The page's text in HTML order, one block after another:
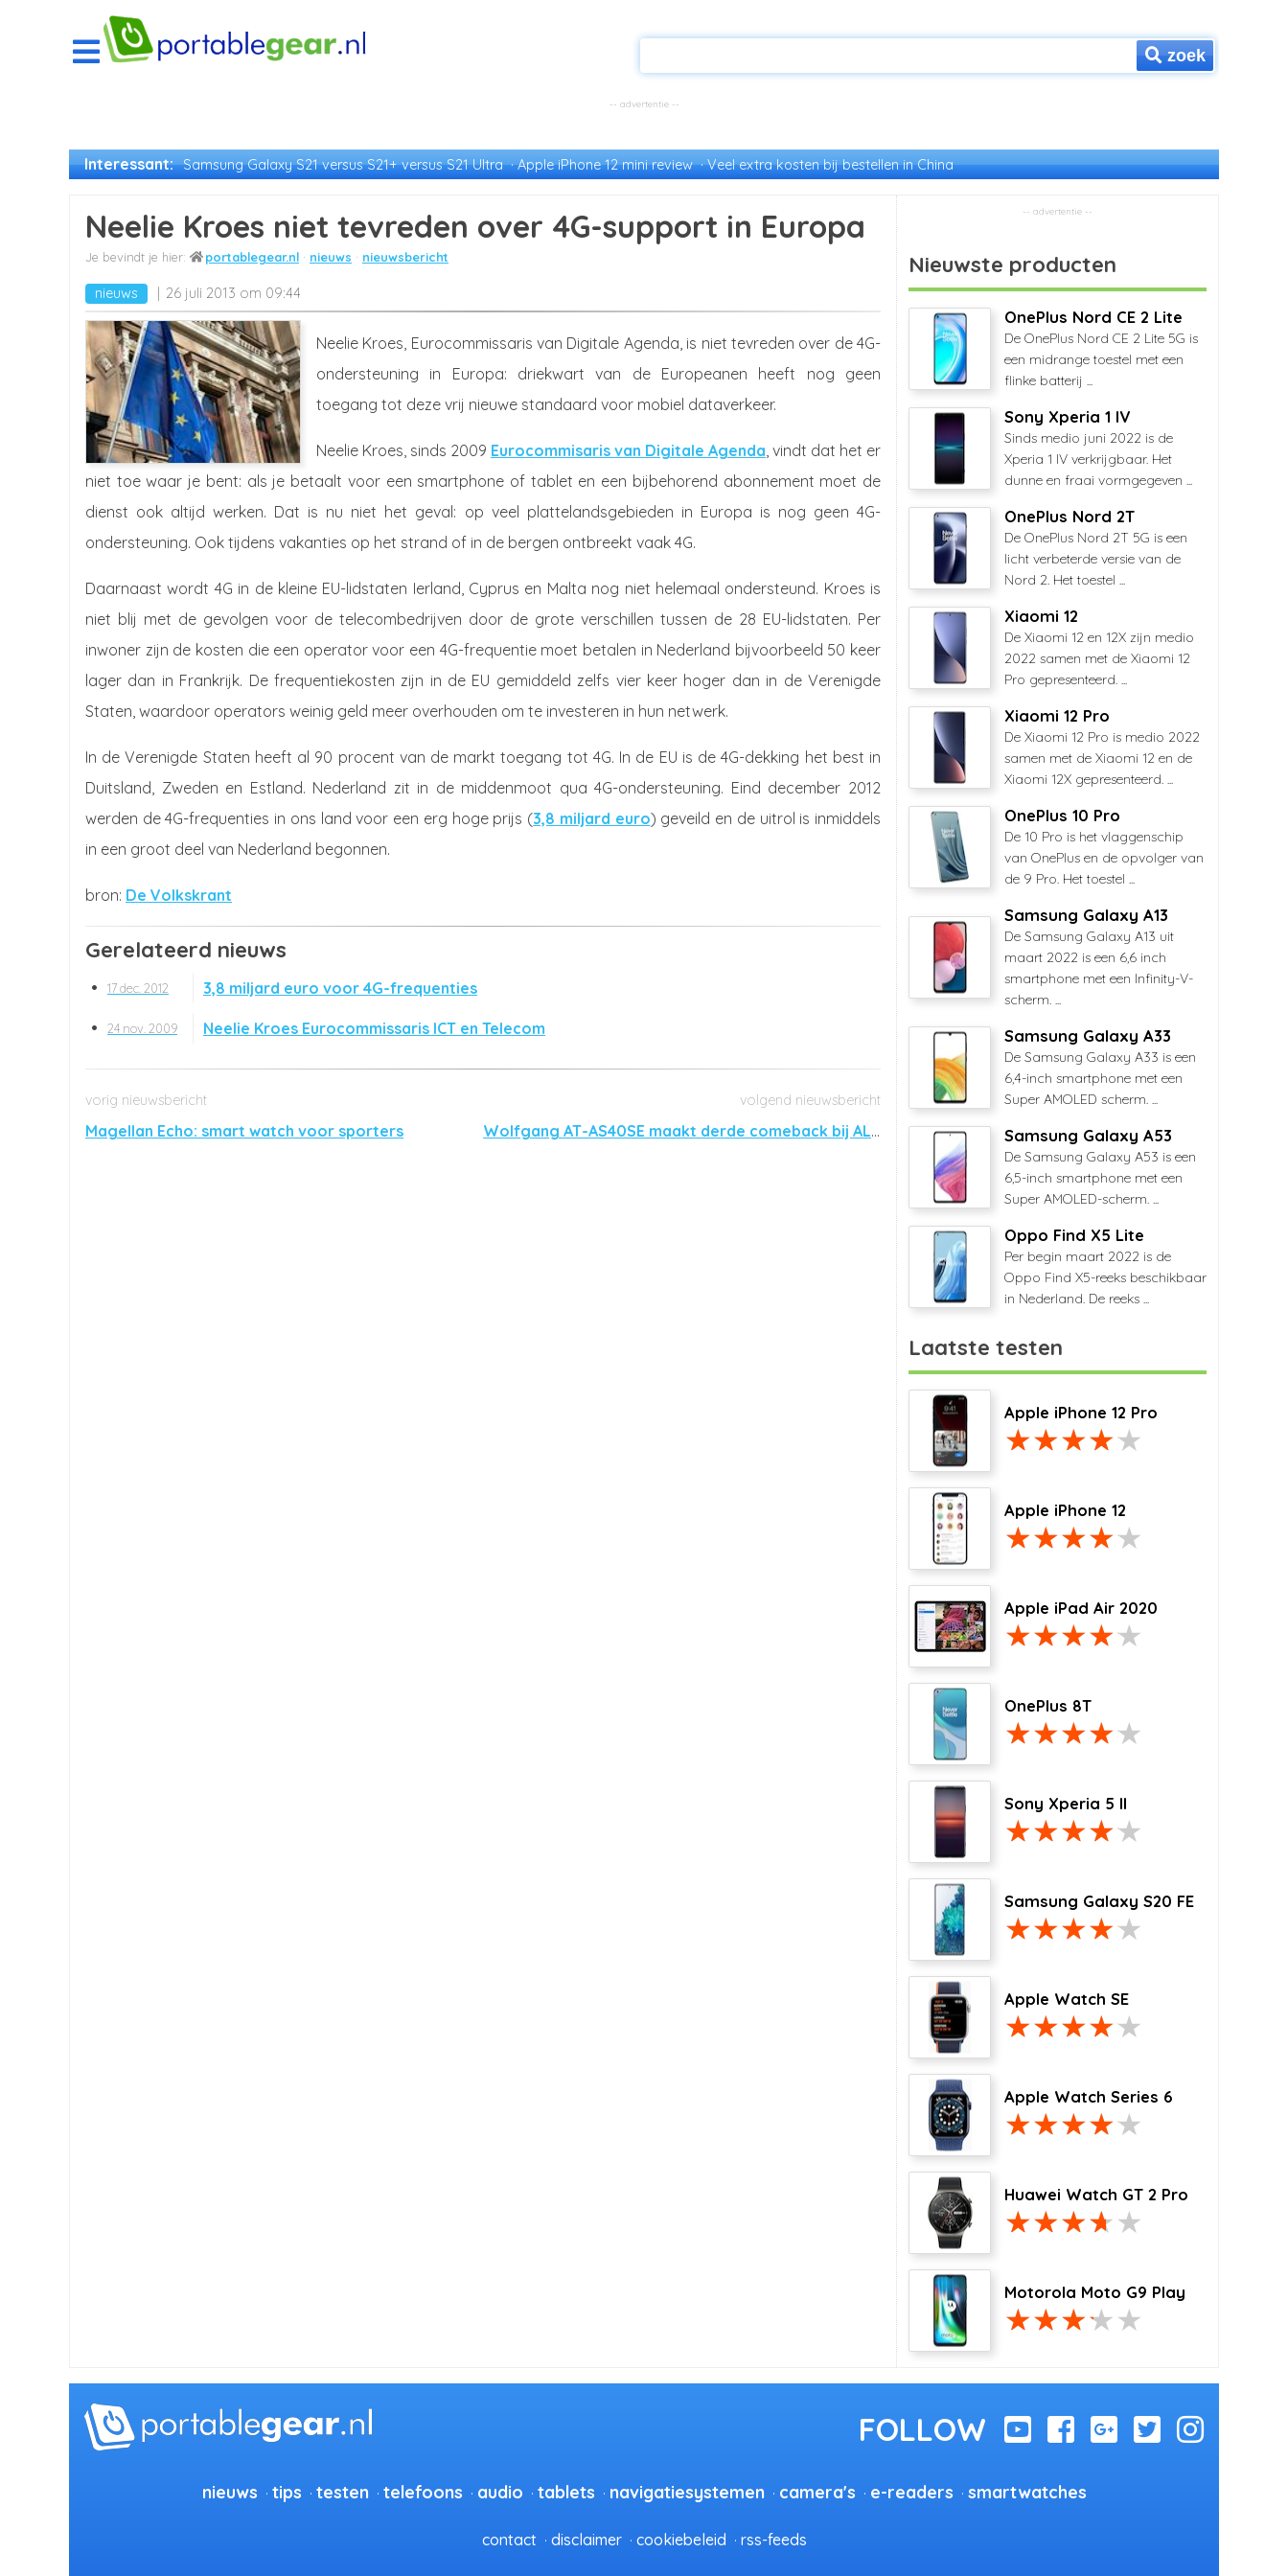
zoek
Interessant: Samsung Galaxy S21 versus S21+ versus S21 Ultra Apple iPhone 12 mini review Veel extra kosten bij bestellen in China
Neelie Kroes niet tevreden over 4G-support in Europa
portablegear.nl nieuws nieuwsbericht
nieuws 26 juli 2013 om 09:44
Neelie Kroes, Eurocommissaris van Digitale Agenda, is niet tevreden over de 4G-
ondersteuning in Europa: driekwart van de Europeanen heeft nog geen
toegang tot deze vrij nieuwe standaard voor mobiel dataverkeer.
Neelie Kroes, sinds 2009 Eurocommisaris van Digitale Agenda , vindt dat het er
niet toe waar je bent: als je betaalt voor een smartphone of tablet en een bijbehorend abonnement moet de
dienst ook altijd werken. Dat is nu niet het geval: op veel plattelandsgebieden in Europa is nog geen 4G-
ondersteuning. Ook tijdens vakanties op het strand of in de bergen ontbreekt vaak 4G.
Daarnaast wordt 4G in de kleine EU-lidstaten Ierland, Cyprus en Malta nog niet helemaal ondersteund. Kroes is
niet blij met de gevolgen voor de telecombedrijven door de grote verschillen tussen de 28 EU-lidstaten. Per
inwoner zijn de kosten die een operator voor een 4G-frequentie moet betalen in Nederland bijvoorbeeld 50 keer
lager dan in Frankrijk. De frequentiekosten zijn in de EU gemiddeld zelfs vier keer hoger dan in de Verenigde
Staten, waardoor operators weinig geld meer overhouden om te investeren in hun netwerk.
In de Verenigde Staten heeft al 90 procent van de markt toegang tot 4G. In de EU is de 4G-dekking het best in
Duitsland, Zweden en Estland. Nederland zit in de middenmoot qua 4G-ondersteuning. Eind december 2012
werden de 4G-frequenties in ons land voor een erg hoge prijs (3,8 miljard euro) geveild en de uitrol is inmiddels
in een groot deel van Nederland begonnen.
De Volkskrant
Gerelateerd nieuws
17 dec. 2012 3,8 miljard euro voor 4G-frequenties
24 nov. 2009 Neelie Kroes Eurocommissaris ICT en Telecom
Magellan Echo: smart watch voor sporters Wolfgang AT-AS40SE maakt derde comeback bij ALDI
Nieuwste producten
OnePlus Nord CE 2 Lite
De OnePlus Nord CE 2 Lite 5G is
een midrange toestel met een
flinke batterij ...
Sony Xperia 1 IV
Sinds medio juni 2022 is de
Xperia 1 IV verkrijgbaar. Het
dunne en fraai vormgegeven ...
OnePlus Nord 2T
De OnePlus Nord 2T 5G is een
licht verbeterde versie van de
Nord 2. Het toestel ...
Xiaomi 12
De Xiaomi 12 en 12X zijn medio
2022 samen met de Xiaomi 12
Pro gepresenteerd. ...
Xiaomi 12 Pro
De Xiaomi 12 Pro is medio 2022
samen met de Xiaomi 12 en de
Xiaomi 12X gepresenteerd. ...
OnePlus 10 Pro
De 10 Pro is het vlaggenschip
van OnePlus en de opvolger van
de 9 Pro. Het toestel ...
Samsung Galaxy A13
De Samsung Galaxy A13 uit
maart 2022 is een 6,6 inch
smartphone met een Infinity-V-
scherm. ...
Samsung Galaxy A33
De Samsung Galaxy A33 is een
6,4-inch smartphone met een
Super AMOLED scherm. ...
Samsung Galaxy A53
De Samsung Galaxy A53 is een
6,5-inch smartphone met een
Super AMOLED-scherm. ...
Oppo Find X5 Lite
Per begin maart 2022 is de
Oppo Find X5-reeks beschikbaar
in Nederland. De reeks ...
Laatste testen
Apple iPhone 12 Pro
Apple iPhone 12
Apple iPad Air 2020
OnePlus 8T
Sony Xperia 5 II
Samsung Galaxy S20 FE
Apple Watch SE
Apple Watch Series 6
Huawei Watch GT 2 Pro
Motorola Moto G9 Play
nieuws tips testen telefoons audio tablets navigatiesystemen camera's e-readers smartwatches
contact disclaimer cookiebeleid rss-feeds